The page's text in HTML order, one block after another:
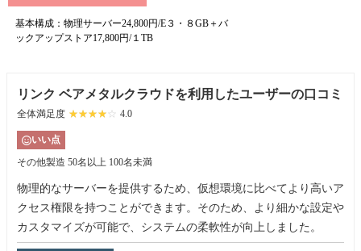
基本構成：物理サーバー24,800円/E３・８GB＋バ
ックアップストア17,800円/１TB
リンク ベアメタルクラウドを利用したユーザーの口コミ
全体満足度 ☆☆☆☆☆
★★★★★ 4.0
いい点
その他製造 50名以上 100名未満
物理的なサーバーを提供するため、仮想環境に比べてより高いア
クセス権限を持つことができます。そのため、より細かな設定や
カスタマイズが可能で、システムの柔軟性が向上しました。